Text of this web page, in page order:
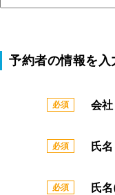
予約者の情報を入
会
氏名
氏